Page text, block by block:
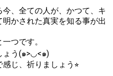
、全ての人が、かつて、キ
かされた真実を知る事が出
つです。
ょう(๑>◡<๑)
じ、祈りましょう⭐︎